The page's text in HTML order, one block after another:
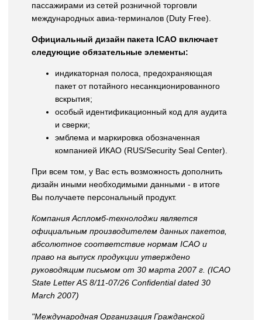
пассажирами из сетей розничной торговли
международных авиа-терминалов (Duty Free).
Официальный дизайн пакета ICAO включает
следующие обязательные элементы:
индикаторная полоса, предохраняющая
пакет от потайного несанкционированного
вскрытия;
особый идентификационный код для аудита
и сверки;
эмблема и маркировка обозначенная
компанией ИКАО (RUS/Security Seal Center).
При всем том, у Вас есть возможность дополнить
дизайн иными необходимыми данными - в итоге
Вы получаете персональный продукт.
Компания Аспломб-технолоджи является
официальным производителем данных пакетов,
абсолютное соответствие нормам ICAO и
право на выпуск продукции утверждено
руководящим письмом от 30 марта 2007 г. (ICAO
State Letter AS 8/11-07/26 Confidential dated 30
March 2007)
"Международная Организация Гражданской